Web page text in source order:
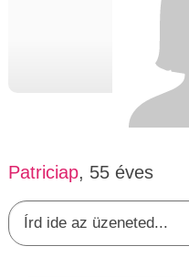
Patriciap, 55 éves